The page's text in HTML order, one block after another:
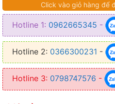
● Độ nhạy đầu vào: 6Vpp (RCA) và
● Trở kháng: 51 Ohm
● Tần số đáp ứng: 20Hz đến 20kHz
● SNR: 98dB
● THD: ≤ 0,05%
Click vào giỏ hàng để
Hotline 1: 0962665345 -
Hotline 2: 0366300231 -
Hotline 3: 0798747576 -